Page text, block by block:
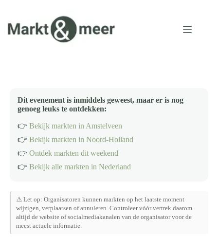
inhoud
Dit evenement is inmiddels geweest, maar er is nog
genoeg leuks te ontdekken:
👉 Bekijk markten in Amstelveen
👉 Bekijk markten in Noord-Holland
👉 Ontdek markten dit weekend
👉 Bekijk alle markten in Nederland
⚠️ Let op: Organisatoren kunnen markten op het laatste moment
wijzigen, verplaatsen of annuleren. Controleer vóór vertrek daarom
altijd de website of socialmediakanalen van de organisator voor de
meest actuele informatie.